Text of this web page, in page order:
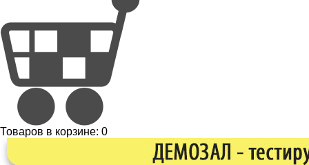
Товаров в корзине: 0